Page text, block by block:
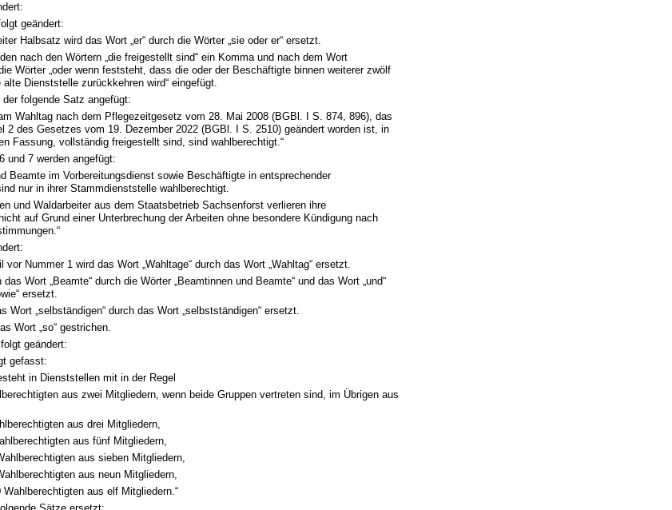
geändert:
Halbsatz wird das Wort „er“ durch die Wörter „sie oder er“ ersetzt.
nach den Wörtern „die freigestellt sind“ ein Komma und nach dem Wort
Wörter „oder wenn feststeht, dass die oder der Beschäftigte binnen weiterer zwölf
alte Dienststelle zurückkehren wird“ eingefügt.
folgende Satz angefügt:
Wahltag nach dem Pflegezeitgesetz vom 28. Mai 2008 (BGBl. I S. 874, 896), das
2 des Gesetzes vom 19. Dezember 2022 (BGBl. I S. 2510) geändert worden ist, in
Fassung, vollständig freigestellt sind, sind wahlberechtigt.“
und 7 werden angefügt:
Beamte im Vorbereitungsdienst sowie Beschäftigte in entsprechender
nur in ihrer Stammdienststelle wahlberechtigt.
und Waldarbeiter aus dem Staatsbetrieb Sachsenforst verlieren ihre
auf Grund einer Unterbrechung der Arbeiten ohne besondere Kündigung nach
vor Nummer 1 wird das Wort „Wahltage“ durch das Wort „Wahltag“ ersetzt.
das Wort „Beamte“ durch die Wörter „Beamtinnen und Beamte“ und das Wort „und“
ersetzt.
Wort „selbständigen“ durch das Wort „selbstständigen“ ersetzt.
Wort „so“ gestrichen.
geändert:
gefasst:
in Dienststellen mit in der Regel
aus zwei Mitgliedern, wenn beide Gruppen vertreten sind, im Übrigen aus
aus drei Mitgliedern,
aus fünf Mitgliedern,
aus sieben Mitgliedern,
aus neun Mitgliedern,
Wahlberechtigten aus elf Mitgliedern.“